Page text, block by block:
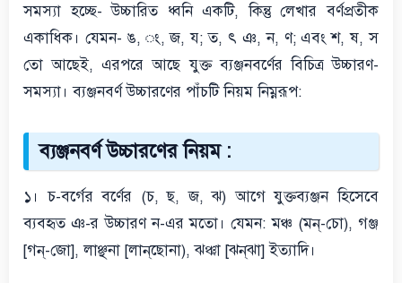
সমস্যা হচ্ছে- উচ্চারিত ধ্বনি একটি, কিন্তু লেখার বর্ণপ্রতীক
একাধিক। যেমন- ঙ, ং, জ, য; ত, ৎ ঞ, ন, ণ; এবং শ, ষ, স
তো আছেই, এরপরে আছে যুক্ত ব্যঞ্জনবর্ণের বিচিত্র উচ্চারণ-
সমস্যা। ব্যঞ্জনবর্ণ উচ্চারণের পাঁচটি নিয়ম নিম্নরূপ:
ব্যঞ্জনবর্ণ উচ্চারণের নিয়ম :
১। চ-বর্গের বর্ণের (চ, ছ, জ, ঝ) আগে যুক্তব্যঞ্জন হিসেবে
ব্যবহৃত ঞ-র উচ্চারণ ন-এর মতো। যেমন: মঞ্চ (মন্-চো), গঞ্জ
[গন্‌-জো], লাঞ্ছনা [লান্‌ছোনা), ঝঞ্ঝা [ঝন্‌ঝা] ইত্যাদি।